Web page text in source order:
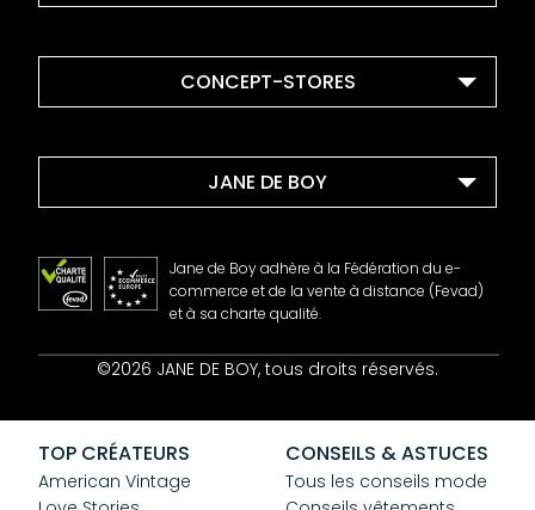
CONCEPT-STORES
JANE DE BOY
Contact
CGV
Confidentialité
Cookies
Jane de Boy adhère à la Fédération du e-
commerce et de la vente à distance (Fevad)
et à sa charte qualité.
©2026 JANE DE BOY, tous droits réservés.
TOP CRÉATEURS
American Vintage
CONSEILS & ASTUCES
Tous les conseils mode